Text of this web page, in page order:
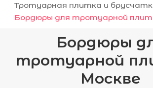
Тротуарная плитка и
Бордюры для тротуарной
Бордюры
тротуарной
Москве